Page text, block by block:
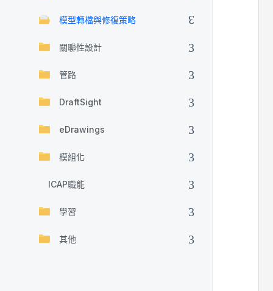
模型轉檔與修復策略
關聯性設計
管路
DraftSight
eDrawings
模組化
ICAP職能
學習
其他